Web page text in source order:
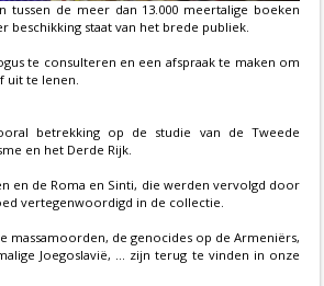
tussen de meer dan 13.000 meertalige boeken
beschikking staat van het brede publiek.
te consulteren en een afspraak te maken om
uit te lenen.
betrekking op de studie van de Tweede
en het Derde Rijk.
en de Roma en Sinti, die werden vervolgd door
vertegenwoordigd in de collectie.
massamoorden, de genocides op de Armeniërs,
Joegoslavië, ... zijn terug te vinden in onze